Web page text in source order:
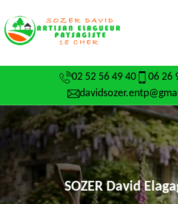
02 52 56 49 40
06 26
SOZER David